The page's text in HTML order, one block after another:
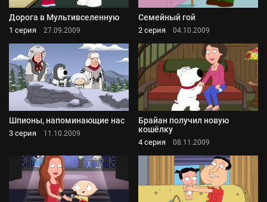
Дорога в Мультивселенную
1 серия 27.09.2009
Семейный гой
2 серия 04.10.2009
Шпионы, напоминающие нас
3 серия 11.10.2009
Брайан получил новую
кошёлку
4 серия 08.11.2009